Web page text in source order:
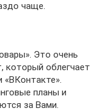
чаще.
Это очень
который облегчает
«ВКонтакте».
планы и
за Вами.